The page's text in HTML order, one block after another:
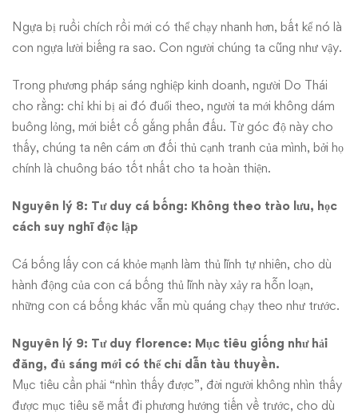
Ngựa bị ruồi chích rồi mới có thể chạy nhanh hơn, bất kể nó là
con ngựa lười biếng ra sao. Con người chúng ta cũng như vậy.
Trong phương pháp sáng nghiệp kinh doanh, người Do Thái
cho rằng: chỉ khi bị ai đó đuổi theo, người ta mới không dám
buông lỏng, mới biết cố gắng phấn đấu. Từ góc độ này cho
thấy, chúng ta nên cám ơn đối thủ cạnh tranh của mình, bởi họ
chính là chuông báo tốt nhất cho ta hoàn thiện.
Nguyên lý 8: Tư duy cá bống: Không theo trào lưu, học
cách suy nghĩ độc lập
Cá bống lấy con cá khỏe mạnh làm thủ lĩnh tự nhiên, cho dù
hành động của con cá bống thủ lĩnh này xảy ra hỗn loạn,
những con cá bống khác vẫn mù quáng chạy theo như trước.
Nguyên lý 9: Tư duy florence: Mục tiêu giống như hải
đăng, đủ sáng mới có thể chỉ dẫn tàu thuyền.
Mục tiêu cần phải “nhìn thấy được”, đời người không nhìn thấy
được mục tiêu sẽ mất đi phương hướng tiến về trước, cho dù